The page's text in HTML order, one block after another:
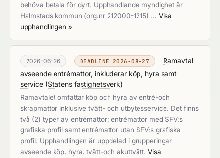
behöva betala för dyrt. Upphandlande myndighet är
Halmstads kommun (org.nr 212000-1215) … Visa
upphandlingen »
2026-06-26 DEADLINE 2026-08-27
Ramavtal
avseende entrémattor, inkluderar köp, hyra samt
service (Statens fastighetsverk)
Ramavtalet omfattar köp och hyra av entré-och
skrapmattor inklusive tvätt- och utbytesservice. Det finns
två (2) typer av entrémattor; entrémattor med SFV:s
grafiska profil samt entrémattor utan SFV:s grafiska
profil. Upphandlingen är uppdelad i grupperingar
avseende köp, hyra, tvätt-och akuttvätt. Visa